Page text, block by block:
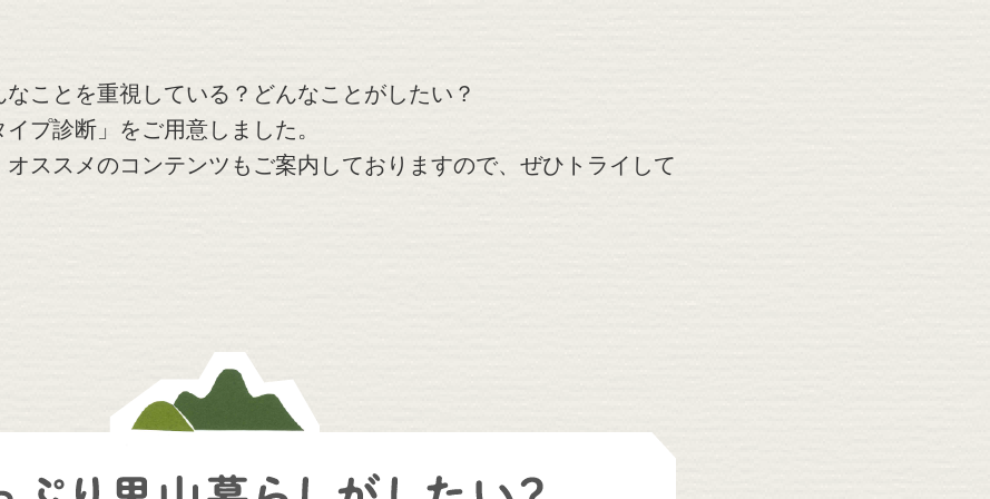
ことを重視している？どんなことがしたい？
プ診断」をご用意しました。
オススメのコンテンツもご案内しておりますので、ぜひトライして